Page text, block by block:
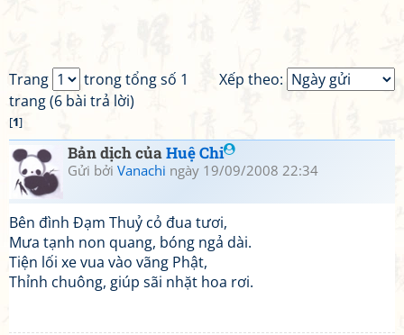
Xếp theo:
Trang
trong tổng số 1
trang (6 bài trả lời)
[1]
Bản dịch củaHuệ Chi
Gửi bởi Vanachi ngày 19/09/2008 22:34
Bên đình Đạm Thuỷ cỏ đua tươi,
Mưa tạnh non quang, bóng ngả dài.
Tiện lối xe vua vào vãng Phật,
Thỉnh chuông, giúp sãi nhặt hoa rơi.